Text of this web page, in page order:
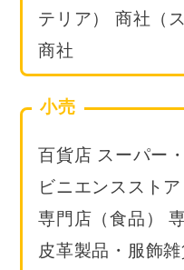
テリア） 商社（
商社
小売
百貨店 スーパー
ビニエンススト
専門店（食品）
皮革製品・服飾